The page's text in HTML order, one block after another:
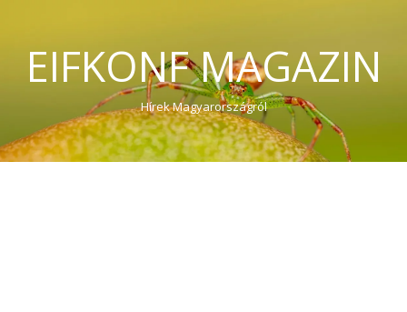
EIFKONF MAGAZIN
Hírek Magyarországról